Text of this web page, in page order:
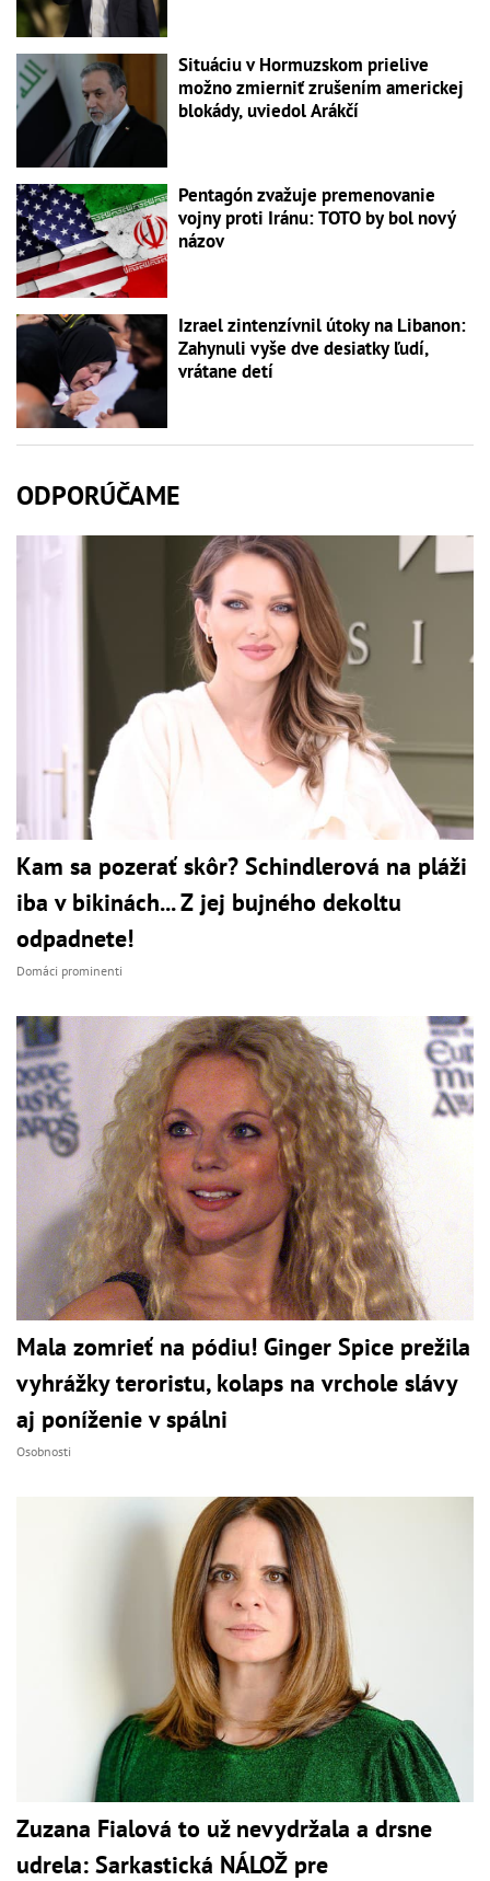
Situáciu v Hormuzskom prielive
možno zmierniť zrušením americkej
blokády, uviedol Arákčí
Pentagón zvažuje premenovanie
vojny proti Iránu: TOTO by bol nový
názov
Izrael zintenzívnil útoky na Libanon:
Zahynuli vyše dve desiatky ľudí,
vrátane detí
ODPORÚČAME
Kam sa pozerať skôr? Schindlerová na pláži
iba v bikinách... Z jej bujného dekoltu
odpadnete!
Domáci prominenti
Mala zomrieť na pódiu! Ginger Spice prežila
vyhrážky teroristu, kolaps na vrchole slávy
aj poníženie v spálni
Osobnosti
Zuzana Fialová to už nevydržala a drsne
udrela: Sarkastická NÁLOŽ pre